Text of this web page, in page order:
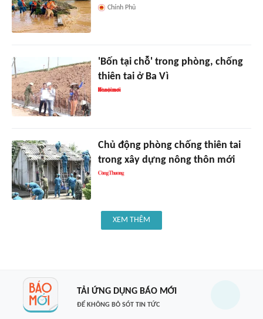
Chính Phủ
'Bốn tại chỗ' trong phòng, chống
thiên tai ở Ba Vì
Chủ động phòng chống thiên tai
trong xây dựng nông thôn mới
XEM THÊM
TẢI ỨNG DỤNG BÁO MỚI
ĐỂ KHÔNG BỎ SÓT TIN TỨC